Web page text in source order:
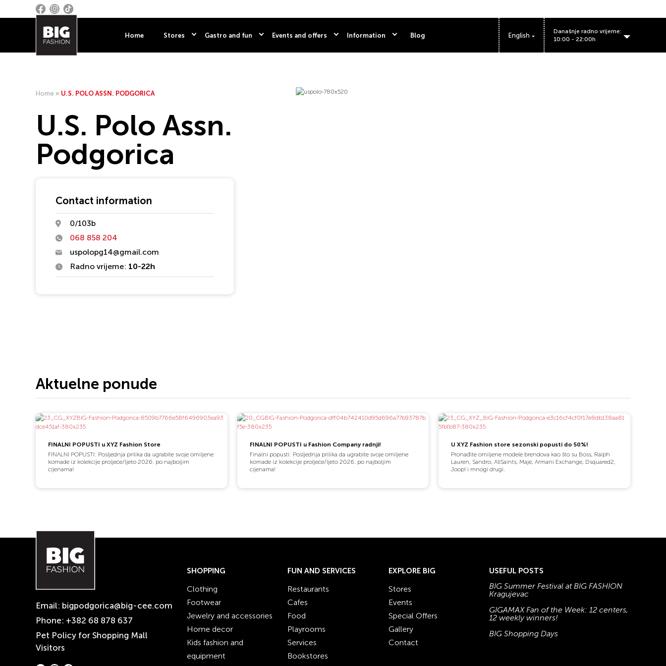
Home Stores Gastro and fun Events and offers Information Blog English
Današnje radno vrijeme:
10:00 - 22:00h
Home » U.S. POLO ASSN. PODGORICA
U.S. Polo Assn.
Podgorica
Contact information
0/103b
068 858 204
uspolopg14@gmail.com
Radno vrijeme: 10-22h
Aktuelne ponude
FINALNI POPUSTI u XYZ Fashion Store
FINALNI POPUSTI: Posljednja prilika da ugrabite svoje omiljene
komade iz kolekcije proljeće/ljeto 2026. po najboljim
cijenama!
FINALNI POPUSTI u Fashion Company radnji!
Finalni popusti: Posljednja prilika da ugrabite svoje omiljene
komade iz kolekcije proljeće/ljeto 2026. po najboljim
cijenama!
U XYZ Fashion store sezonski popusti do 50%!
Pronađite omiljene modele brendova kao što su Boss, Ralph
Lauren, Sandro, AllSaints, Maje, Armani Exchange, Dsquared2,
Joop! i mnogi drugi.
Email: bigpodgorica@big-cee.com
Phone: +382 68 878 637
Pet Policy for Shopping Mall
Visitors
SHOPPING
Clothing
Footwear
Jewelry and accessories
Home decor
Kids fashion and
equipment
FUN AND SERVICES
Restaurants
Cafes
Food
Playrooms
Services
Bookstores
EXPLORE BIG
Stores
Events
Special Offers
Gallery
Contact
USEFUL POSTS
BIG Summer Festival at BIG FASHION
Kragujevac
GIGAMAX Fan of the Week: 12 centers,
12 weekly winners!
BIG Shopping Days